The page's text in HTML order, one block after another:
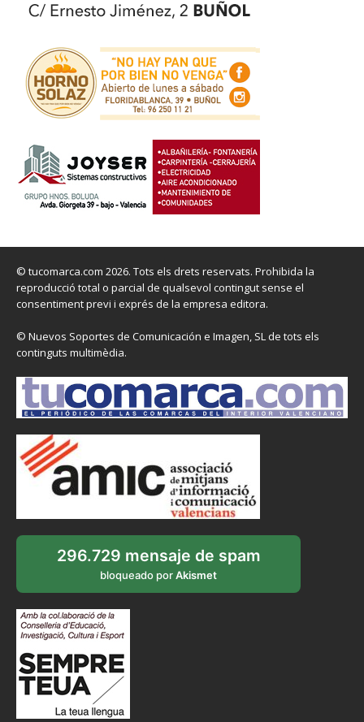
© tucomarca.com 2026. Tots els drets reservats. Prohibida la
reproducció total o parcial de qualsevol contingut sense el
consentiment previ i exprés de la empresa editora.
© Nuevos Soportes de Comunicación e Imagen, SL de tots els
continguts multimèdia.
296.729 mensaje de spam
bloqueado porAkismet